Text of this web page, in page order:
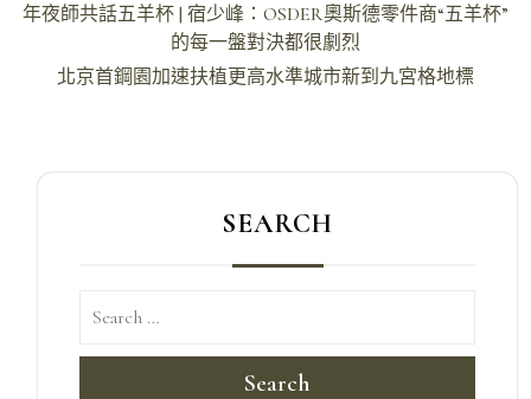
文
年夜師共話五羊杯 | 宿少峰：OSDER奧斯德零件商“五羊杯”
的每一盤對決都很劇烈
北京首鋼園加速扶植更高水準城市新到九宮格地標
SEARCH
Search